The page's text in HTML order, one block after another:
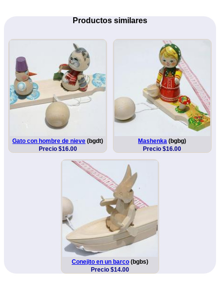
Productos similares
Gato con hombre de nieve (bgdt)
Precio $16.00
Mashenka (bgbg)
Precio $16.00
Conejito en un barco (bgbs)
Precio $14.00